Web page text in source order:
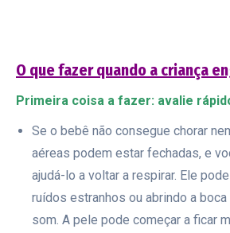
O que fazer quando a criança
Primeira coisa a fazer: avalie
Se o bebê não consegue chorar
aéreas podem estar fechadas, e
ajudá-lo a voltar a respirar. Ele
ruídos estranhos ou abrindo a
som. A pele pode começar a ficar